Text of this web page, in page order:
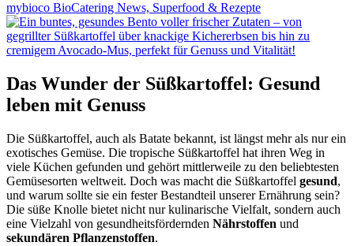
mybioco BioCatering News, Superfood & Rezepte
Das Wunder der Süßkartoffel: Gesund
leben mit Genuss
Die Süßkartoffel, auch als Batate bekannt, ist längst mehr als nur ein
exotisches Gemüse. Die tropische Süßkartoffel hat ihren Weg in
viele Küchen gefunden und gehört mittlerweile zu den beliebtesten
Gemüsesorten weltweit. Doch was macht die Süßkartoffel gesund,
und warum sollte sie ein fester Bestandteil unserer Ernährung sein?
Die süße Knolle bietet nicht nur kulinarische Vielfalt, sondern auch
eine Vielzahl von gesundheitsfördernden Nährstoffen und
sekundären Pflanzenstoffen.